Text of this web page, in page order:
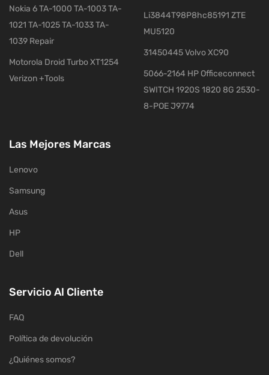
Nokia 6 TA-1000 TA-1003 TA-
1021 TA-1025 TA-1033 TA-
1039 Repair
Motorola Droid Turbo XT1254
Verizon +Tools
Li3844T98P8hc85191 ZTE
MU5120
31450445 Volvo XC90
5066-2164 HP Officeconnect
SWITCH 1920S 1820 8G 2530-
8-POE J9774
Las Mejores Marcas
Lenovo
Samsung
Asus
HP
Dell
Servicio Al Cliente
FAQ
Política de devolución
¿Quiénes somos?